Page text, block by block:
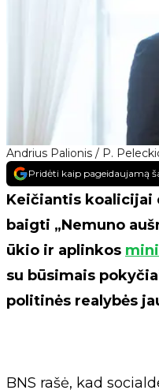
Andrius Palionis / P.
Pridėti kaip pageidaujamą
Keičiantis koalicijai
baigti „Nemuno
ūkio ir aplinkos
su būsimais
politinės realybės
BNS rašė, kad